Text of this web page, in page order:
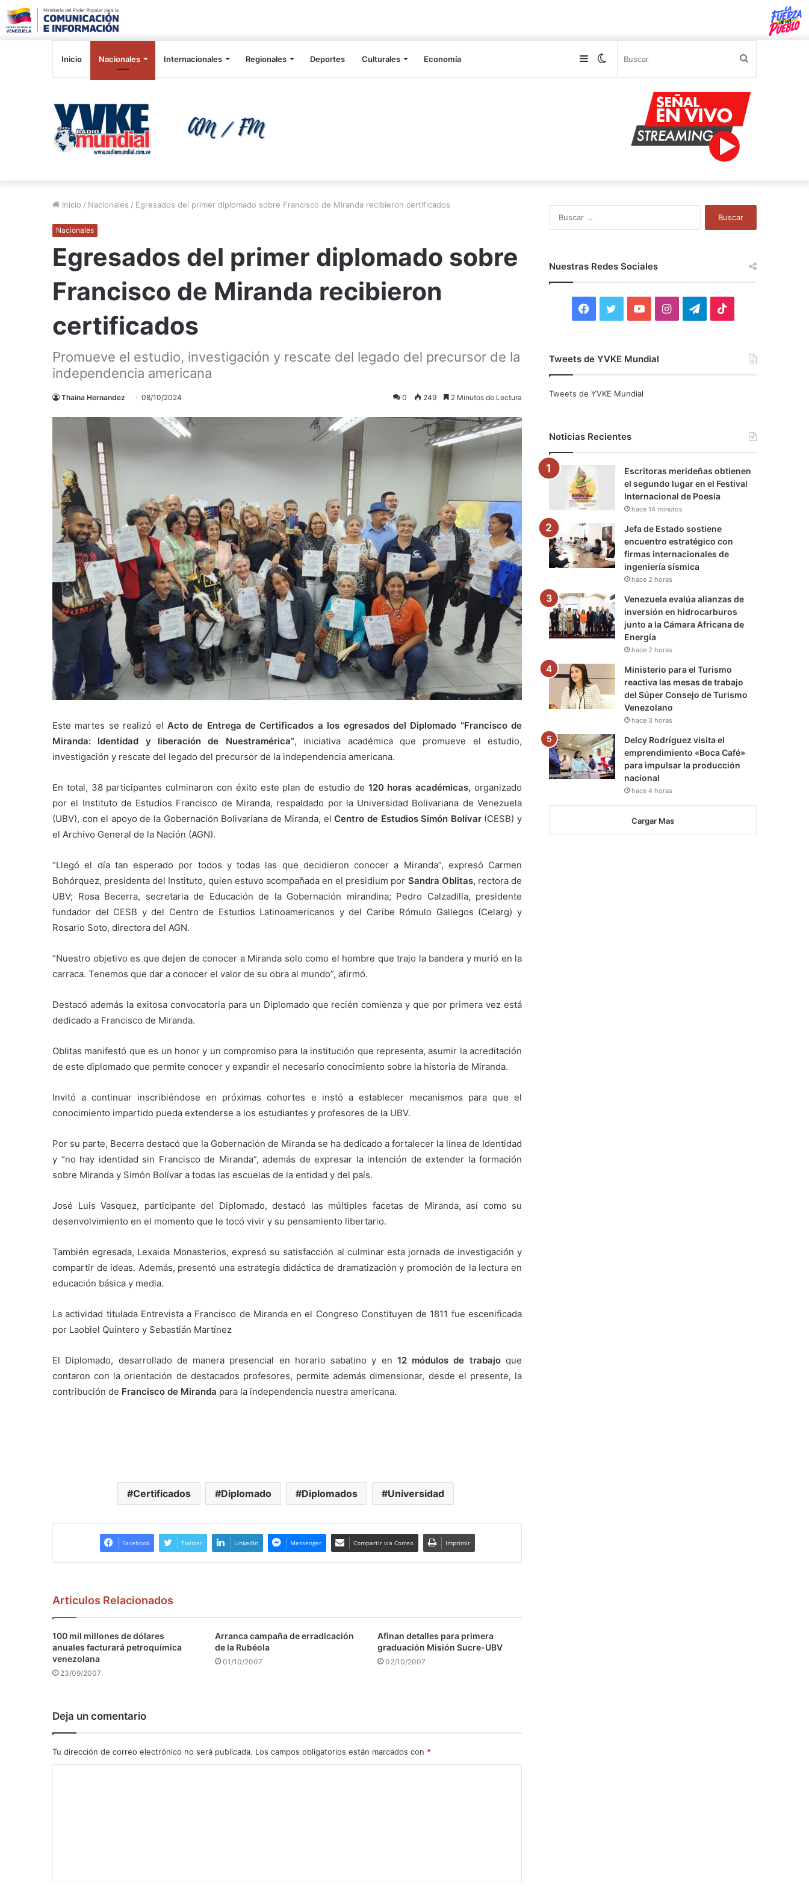
Inicio Nacionales Internacionales Regionales Deportes Culturales Economía Switch
Sidebar
Inicio / Nacionales / Egresados del primer diplomado sobre Francisco de Miranda recibieron certificados
Nacionales
Egresados del primer diplomado sobre
Francisco de Miranda recibieron
certificados
Promueve el estudio, investigación y rescate del legado del precursor de la
independencia americana
Thaina Hernandez 08/10/2024 0 249 2 Minutos de Lectura
Este martes se realizó el Acto de Entrega de Certificados a los egresados del Diplomado “Francisco de
Miranda: Identidad y liberación de Nuestramérica”, iniciativa académica que promueve el estudio,
investigación y rescate del legado del precursor de la independencia americana.
En total, 38 participantes culminaron con éxito este plan de estudio de 120 horas académicas, organizado
por el Instituto de Estudios Francisco de Miranda, respaldado por la Universidad Bolivariana de Venezuela
(UBV), con el apoyo de la Gobernación Bolivariana de Miranda, elCentro de Estudios Simón Bolívar(CESB) y
el Archivo General de la Nación (AGN).
“Llegó el día tan esperado por todos y todas las que decidieron conocer a Miranda”, expresó Carmen
Bohórquez, presidenta del Instituto, quien estuvo acompañada en el presidium por Sandra Oblitas, rectora de
UBV; Rosa Becerra, secretaria de Educación de la Gobernación mirandina; Pedro Calzadilla, presidente
fundador del CESB y del Centro de Estudios Latinoamericanos y del Caribe Rómulo Gallegos (Celarg) y
Rosario Soto, directora del AGN.
“Nuestro objetivo es que dejen de conocer a Miranda solo como el hombre que trajo la bandera y murió en la
carraca. Tenemos que dar a conocer el valor de su obra al mundo”, afirmó.
Destacó además la exitosa convocatoria para un Diplomado que recién comienza y que por primera vez está
dedicado a Francisco de Miranda.
Oblitas manifestó que es un honor y un compromiso para la institución que representa, asumir la acreditación
de este diplomado que permite conocer y expandir el necesario conocimiento sobre la historia de Miranda.
Invitó a continuar inscribiéndose en próximas cohortes e instó a establecer mecanismos para que el
conocimiento impartido pueda extenderse a los estudiantes y profesores de la UBV.
Por su parte, Becerra destacó que la Gobernación de Miranda se ha dedicado a fortalecer la línea de Identidad
y “no hay identidad sin Francisco de Miranda”, además de expresar la intención de extender la formación
sobre Miranda y Simón Bolívar a todas las escuelas de la entidad y del país.
José Luis Vasquez, participante del Diplomado, destacó las múltiples facetas de Miranda, así como su
desenvolvimiento en el momento que le tocó vivir y su pensamiento libertario.
También egresada, Lexaida Monasterios, expresó su satisfacción al culminar esta jornada de investigación y
compartir de ideas. Además, presentó una estrategia didáctica de dramatización y promoción de la lectura en
educación básica y media.
La actividad titulada Entrevista a Francisco de Miranda en el Congreso Constituyen de 1811 fue escenificada
por Laobiel Quintero y Sebastián Martínez
El Diplomado, desarrollado de manera presencial en horario sabatino y en 12 módulos de trabajoque
contaron con la orientación de destacados profesores, permite además dimensionar, desde el presente, la
contribución de Francisco de Miranda para la independencia nuestra americana.
Certificados Diplomado Diplomados Universidad
Facebook Twitter LinkedIn Messenger Compartir via Correo Imprimir
Articulos Relacionados
100 mil millones de dólares
anuales facturará petroquímica
venezolana
23/09/2007
Arranca campaña de erradicación
de la Rubéola
01/10/2007
Afinan detalles para primera
graduación Misión Sucre-UBV
02/10/2007
Deja un comentario
Tu dirección de correo electrónico no será publicada. Los campos obligatorios están marcados con *
a
Nuestras Redes Sociales
F
c
o
k
i
r
Y
u
e
I
r
a
m
T
a
m
Tweets de YVKE Mundial
Tweets de YVKE Mundial
Noticias Recientes
Escritoras merideñas obtienen
el segundo lugar en el Festival
Internacional de Poesía
hace 14 minutos
Jefa de Estado sostiene
encuentro estratégico con
firmas internacionales de
ingeniería sísmica
hace 2 horas
Venezuela evalúa alianzas de
inversión en hidrocarburos
junto a la Cámara Africana de
Energía
hace 2 horas
Ministerio para el Turismo
reactiva las mesas de trabajo
del Súper Consejo de Turismo
Venezolano
hace 3 horas
Delcy Rodríguez visita el
emprendimiento «Boca Café»
para impulsar la producción
nacional
hace 4 horas
Cargar Mas